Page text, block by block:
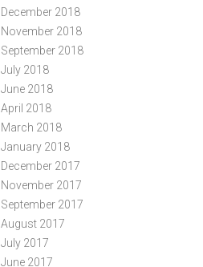
December 2018
November 2018
September 2018
July 2018
June 2018
April 2018
March 2018
January 2018
December 2017
November 2017
September 2017
August 2017
July 2017
June 2017